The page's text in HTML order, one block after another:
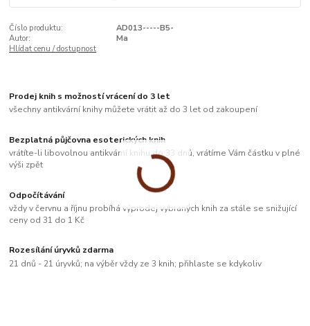
Číslo produktu:
AD013-----B5-
Autor:
Ma
Hlídat cenu / dostupnost
Prodej knih s možností vrácení do 3 let
všechny antikvární knihy můžete vrátit až do 3 let od zakoupení
Bezplatná půjčovna esoterických knih
vrátíte-li libovolnou antikvární knihu do 33 dnů, vrátíme Vám částku v plné
výši zpět
Odpočítávání
vždy v červnu a říjnu probíhá výprodej vybraných knih za stále se snižující
ceny od 31 do 1 Kč
Rozesílání úryvků zdarma
21 dnů - 21 úryvků; na výběr vždy ze 3 knih; přihlaste se kdykoliv